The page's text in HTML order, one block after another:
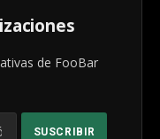
de FooBar